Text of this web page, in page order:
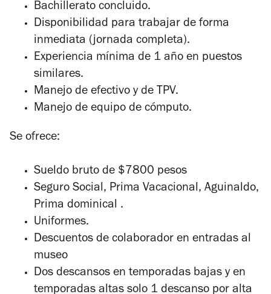
Bachillerato concluido.
Disponibilidad para trabajar de forma
inmediata (jornada completa).
Experiencia mínima de 1 año en puestos
similares.
Manejo de efectivo y de TPV.
Manejo de equipo de cómputo.
Se ofrece:
Sueldo bruto de $7800 pesos
Seguro Social, Prima Vacacional, Aguinaldo,
Prima dominical .
Uniformes.
Descuentos de colaborador en entradas al
museo
Dos descansos en temporadas bajas y en
temporadas altas solo 1 descanso por alta